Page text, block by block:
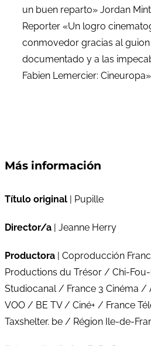
un buen reparto» Jordan
Reporter «Un logro
conmovedor gracias al
documentado y a las
Fabien Lemercier: Cineuropa»
Más información
Título original | Pupille
Director/a | Jeanne Herry
Productora | Coproducción
Productions du Trésor / Chi-
Studiocanal / France 3 Cinéma
VOO / BE TV / Ciné+ / France
Taxshelter. be / Région Ile-de-